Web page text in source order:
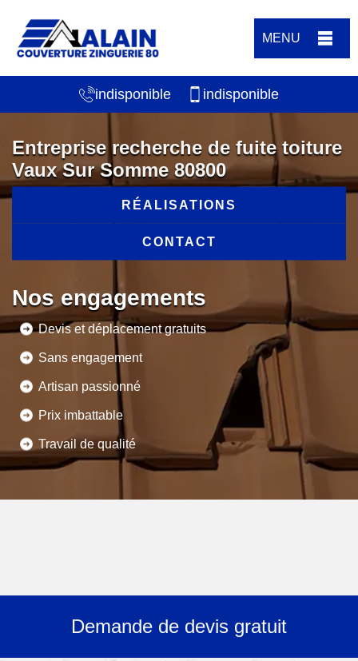
MENU
indisponible indisponible
Entreprise recherche de fuite toiture
Vaux Sur Somme 80800
RÉALISATIONS
CONTACT
Nos engagements
Devis et déplacement gratuits
Sans engagement
Artisan passionné
Prix imbattable
Travail de qualité
Demande de devis gratuit